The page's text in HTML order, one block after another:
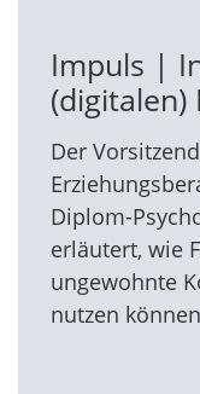
Impuls |
(digitalen)
Der
Diplom-
erläutert, wie
ungewohnte
nutzen